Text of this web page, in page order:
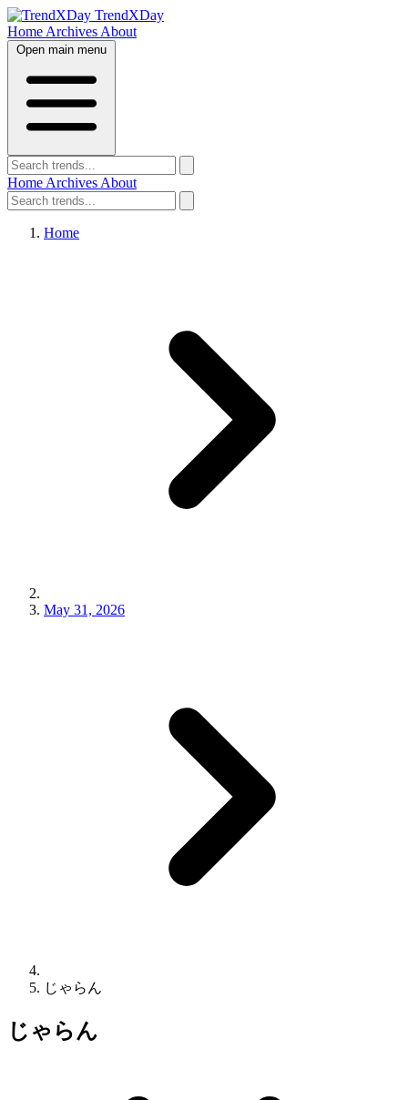
TrendXDay
Home Archives About
Open main menu
Home Archives About
Home
May 31, 2026
じゃらん
じゃらん